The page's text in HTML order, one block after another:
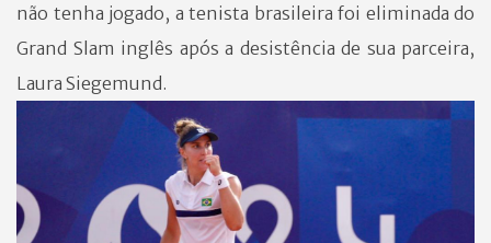
não tenha jogado, a tenista brasileira foi eliminada do
Grand Slam inglês após a desistência de sua parceira,
Laura Siegemund.